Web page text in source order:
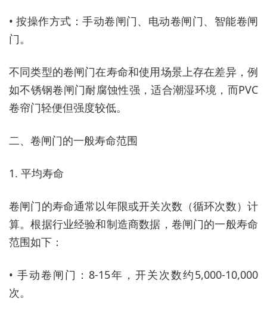
• 按操作方式：手动卷闸门、电动卷闸门、智能卷闸
门。
不同类型的卷闸门在寿命和使用场景上存在差异，例
如不锈钢卷闸门耐腐蚀性强，适合潮湿环境，而PVC
卷帘门轻便但强度较低。
二、卷闸门的一般寿命范围
1. 平均寿命
卷闸门的寿命通常以年限或开关次数（循环次数）计
算。根据行业经验和制造商数据，卷闸门的一般寿命
范围如下：
• 手动卷闸门：8-15年，开关次数约5,000-10,000
次。